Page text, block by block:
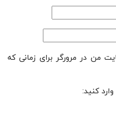
من در مرورگر برای زمانی که
کنید: